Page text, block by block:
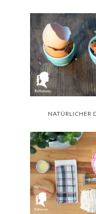
NATÜRLICHER